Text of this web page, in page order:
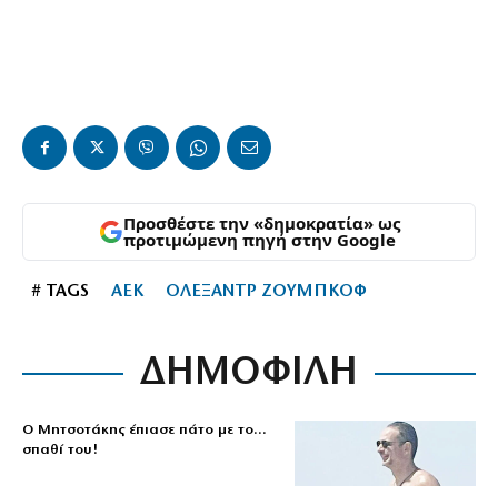
Προσθέστε την «δημοκρατία» ως
προτιμώμενη πηγή στην Google
# TAGS ΑΕΚ ΟΛΕΞΑΝΤΡ ΖΟΥΜΠΚΟΦ
ΔΗΜΟΦΙΛΗ
Ο Μητσοτάκης έπιασε πάτο με το…
σπαθί του!